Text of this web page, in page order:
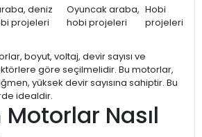
deniz
projeleri
Oyuncak araba,
hobi projeleri
Hobi
projeleri
boyut, voltaj, devir sayısı ve
göre seçilmelidir. Bu motorlar,
yüksek devir sayısına sahiptir. Bu
idealdir.
Nasıl